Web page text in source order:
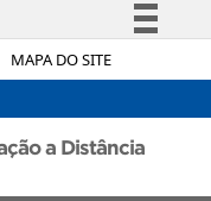
MAPA DO SITE
Simplifique!
à informação
a Distância